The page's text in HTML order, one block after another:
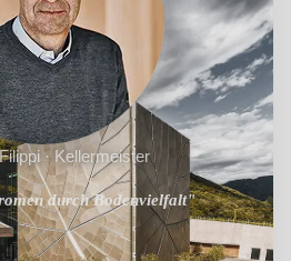
· Kellermeister
durch Bodenvielfalt"
im Niedrigenergiehaus"